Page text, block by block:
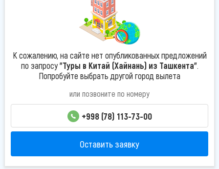
К сожалению, на сайте нет опубликованных предложений
по запросу"Туры в Китай (Хайнань) из Ташкента".
Попробуйте выбрать другой город вылета
или позвоните по номеру
+998 (78) 113-73-00
Оставить заявку